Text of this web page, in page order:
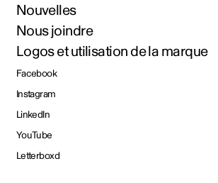
Nouvelles
Nous joindre
Logos et utilisation de la marque
Facebook
Instagram
LinkedIn
YouTube
Letterboxd